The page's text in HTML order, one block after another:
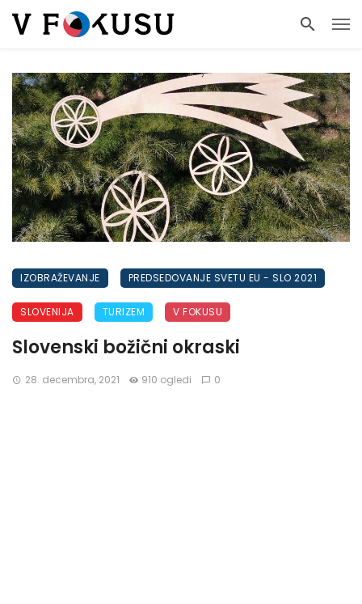
IZOBRAŽEVANJE PREDSEDOVANJE SVETU EU - SLO 2021
SLOVENIJA TURIZEM V FOKUSU
Slovenski božični okraski
28. decembra, 2021 910 ogledi 0